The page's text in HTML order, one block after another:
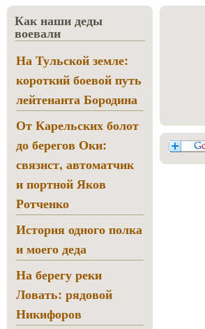
Как наши деды
воевали
На Тульской земле:
короткий боевой путь
лейтенанта Бородина
От Карельских болот
до берегов Оки:
связист, автоматчик
и портной Яков
Ротченко
История одного полка
и моего деда
На берегу реки
Ловать: рядовой
Никифоров